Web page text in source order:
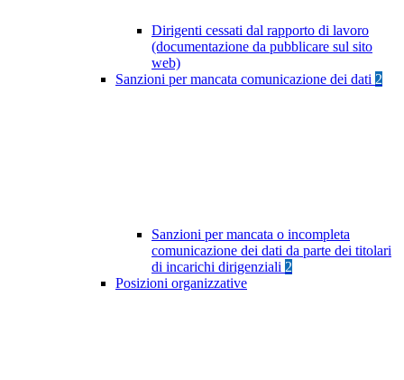
Dirigenti cessati dal rapporto di lavoro
(documentazione da pubblicare sul sito
web)
Sanzioni per mancata comunicazione dei dati 2
Sanzioni per mancata o incompleta
comunicazione dei dati da parte dei titolari
di incarichi dirigenziali 2
Posizioni organizzative